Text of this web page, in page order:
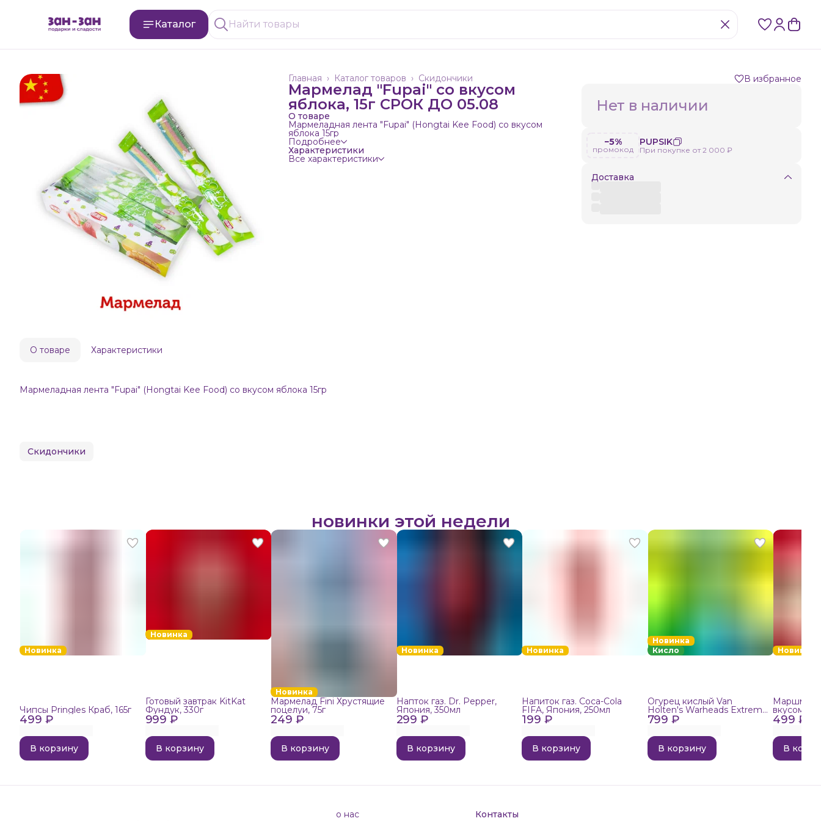
Каталог
Скидончики
Каталог товаров ›
Главная ›
Мармелад "Fupai" со вкусом
яблока, 15г СРОК ДО 05.08
О товаре
Мармеладная лента "Fupai" (Hongtai Kee Food) со вкусом
яблока 15гр
Подробнее
Характеристики
Все характеристики
В избранное
Нет в наличии
−5%
промокод
PUPSIK
При покупке от 2 000 ₽
Доставка
О товаре Характеристики
Мармеладная лента "Fupai" (Hongtai Kee Food) со вкусом яблока 15гр
Скидончики
новинки этой недели
Новинка
499 ₽
Чипсы Pringles Краб, 165г
В корзину
Новинка
999 ₽
Готовый завтрак KitKat
Фундук, 330г
В корзину
Новинка
249 ₽
Мармелад Fini Хрустящие
поцелуи, 75г
В корзину
Новинка
299 ₽
Напток газ. Dr. Pepper,
Япония, 350мл
В корзину
Новинка
199 ₽
Напиток газ. Coca-Cola
FIFA, Япония, 250мл
В корзину
Новинка
Кисло
799 ₽
Огурец кислый Van
Holten's Warheads Extreme
Sour, 140г
В корзину
Новинка
499 ₽
вкусом
В
о нас Контакты